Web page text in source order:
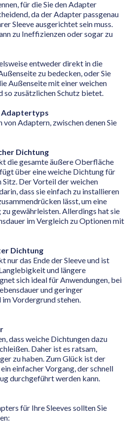
für die Sie den Adapter
da der Adapter passgenau
Sleeve ausgerichtet sein muss.
zu Ineffizienzen oder sogar zu
entweder direkt in die
zu bedecken, oder Sie
Außenseite mit einer weichen
so zusätzlichen Schutz bietet.
Adaptertyps
Adaptern, zwischen denen Sie
Dichtung
die gesamte äußere Oberfläche
über eine weiche Dichtung für
Sitz. Der Vorteil der weichen
dass sie einfach zu installieren
lässt, um eine
gewährleisten. Allerdings hat sie
im Vergleich zu Optionen mit
Dichtung
nur das Ende der Sleeve und ist
und längere
sich ideal für Anwendungen, bei
und geringer
Vordergrund stehen.
dass weiche Dichtungen dazu
Daher ist es ratsam,
zu haben. Zum Glück ist der
einfacher Vorgang, der schnell
durchgeführt werden kann.
für Ihre Sleeves sollten Sie